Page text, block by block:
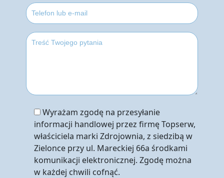
Wyrażam zgodę na przesyłanie
informacji handlowej przez firmę Topserw,
właściciela marki Zdrojownia, z siedzibą w
Zielonce przy ul. Mareckiej 66a środkami
komunikacji elektronicznej. Zgodę można
w każdej chwili cofnąć.